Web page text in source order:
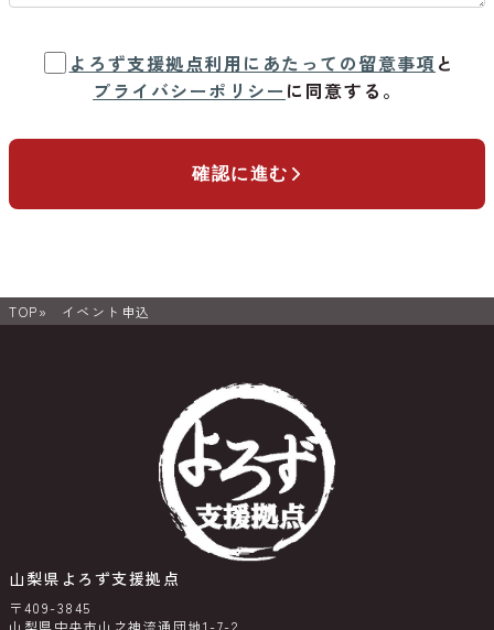
よろず支援拠点利用にあたっての留意事項と
プライバシーポリシー に同意する。
確認に進む
TOP イベント申込
山梨県よろず支援拠点
〒409-3845
山梨県中央市山之神流通団地1-7-2